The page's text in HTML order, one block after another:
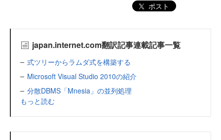
ポスト
japan.internet.com翻訳記事連載記事一覧
式ツリーからラムダ式を構築する
Microsoft Visual Studio 2010の紹介
分散DBMS「Mnesia」の並列処理
もっと読む